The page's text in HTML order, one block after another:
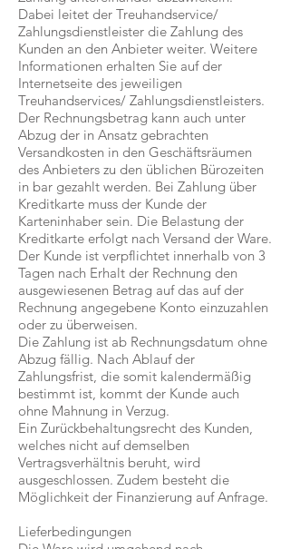
Dabei leitet der Treuhandservice/
Zahlungsdienstleister die Zahlung des
Kunden an den Anbieter weiter. Weitere
Informationen erhalten Sie auf der
Internetseite des jeweiligen
Treuhandservices/ Zahlungsdienstleisters.
Der Rechnungsbetrag kann auch unter
Abzug der in Ansatz gebrachten
Versandkosten in den Geschäftsräumen
des Anbieters zu den üblichen Bürozeiten
in bar gezahlt werden. Bei Zahlung über
Kreditkarte muss der Kunde der
Karteninhaber sein. Die Belastung der
Kreditkarte erfolgt nach Versand der Ware.
Der Kunde ist verpflichtet innerhalb von 3
Tagen nach Erhalt der Rechnung den
ausgewiesenen Betrag auf das auf der
Rechnung angegebene Konto einzuzahlen
oder zu überweisen.
Die Zahlung ist ab Rechnungsdatum ohne
Abzug fällig. Nach Ablauf der
Zahlungsfrist, die somit kalendermäßig
bestimmt ist, kommt der Kunde auch
ohne Mahnung in Verzug.
Ein Zurückbehaltungsrecht des Kunden,
welches nicht auf demselben
Vertragsverhältnis beruht, wird
ausgeschlossen. Zudem besteht die
Möglichkeit der Finanzierung auf Anfrage.
Lieferbedingungen